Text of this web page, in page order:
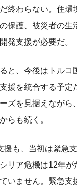
終わらない。住環
保護、被災者の生
発支援が必要だ。
と、今後はトルコ
援を統合する予定
ズを見据えながら
らも続く。
援も、当初は緊急
リア危機は12年
いません。緊急支